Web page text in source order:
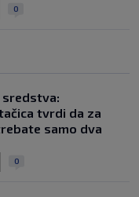
0
sredstva:
tvrdi da za
samo dva
0